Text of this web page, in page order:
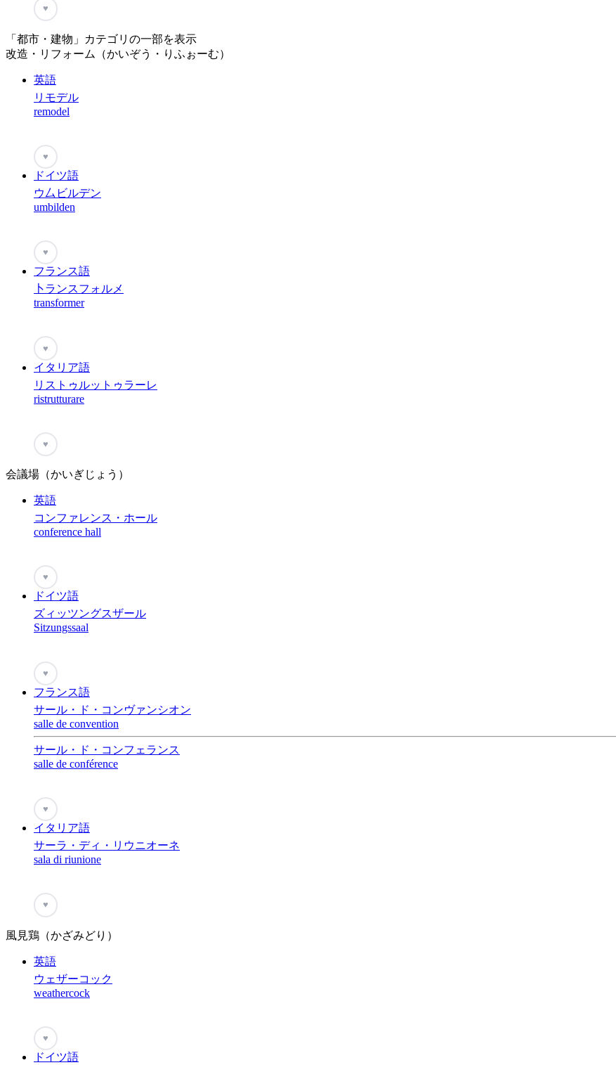
♥
「都市・建物」カテゴリの一部を表示
改造・リフォーム（かいぞう・りふぉーむ）
英語
リモデル
remodel
♥
ドイツ語
ウ厶ビルデン
umbilden
♥
フランス語
卜ランスフォルメ
transformer
♥
イタリア語
リストゥルットゥラーレ
ristrutturare
♥
会議場（かいぎじょう）
英語
コンファレンス・ホール
conference hall
♥
ドイツ語
ズィッツングスザール
Sitzungssaal
♥
フランス語
サール・ド・コンヴァンシオン
salle de convention
サール・ド・コンフェランス
salle de conférence
♥
イタリア語
サーラ・ディ・リウニオーネ
sala di riunione
♥
風見鶏（かざみどり）
英語
ウェザーコック
weathercock
♥
ドイツ語